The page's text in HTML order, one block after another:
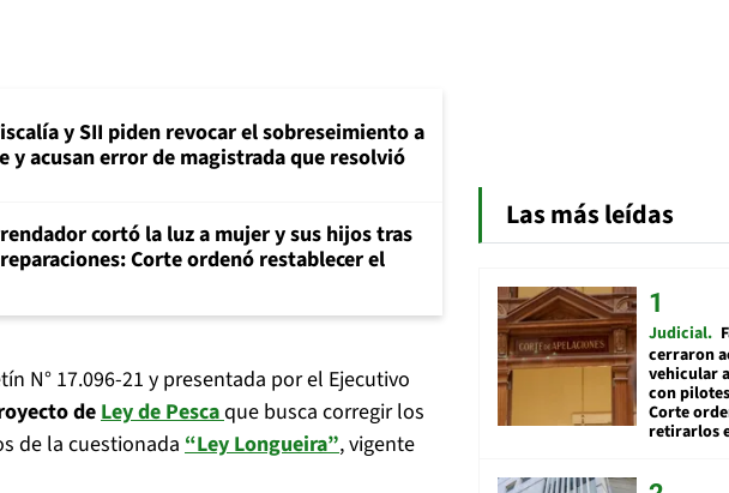
y SII piden revocar el sobreseimiento a
y acusan error de magistrada que resolvió
cortó la luz a mujer y sus hijos tras
Corte ordenó restablecer el
N° 17.096-21 y presentada por el Ejecutivo
de Ley de Pescaque busca corregir los
de la cuestionada “Ley Longueira”, vigente
Las más leídas
Judicial
cerraron
vehicular
con
Corte
retirarlos